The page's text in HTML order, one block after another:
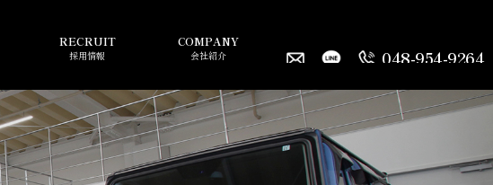
RECRUIT
採用情報
COMPANY
会社紹介 048-954-9264